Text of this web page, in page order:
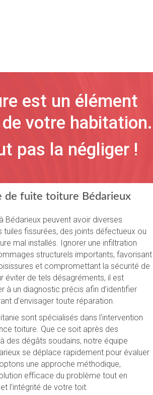
est un élément
votre habitation.
pas la négliger !
de fuite toiture Bédarieux
Bédarieux peuvent avoir diverses
tuiles fissurées, des joints défectueux ou
mal installés. Ignorer une infiltration
structurels importants, favorisant
et compromettant la sécurité de
éviter de tels désagréments, il est
à un diagnostic précis afin d’identifier
d’envisager toute réparation.
sont spécialisés dans l’intervention
toiture. Que ce soit après des
des dégâts soudains, notre équipe
se déplace rapidement pour évaluer
une approche méthodique,
efficace du problème tout en
l’intégrité de votre toit.